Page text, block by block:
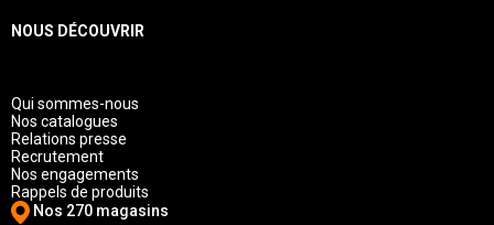
NOUS DÉCOUVRIR
Qui sommes-nous
Nos catalogues
Relations presse
Recrutement
Nos engagements
Rappels de produits
Nos 270 magasins